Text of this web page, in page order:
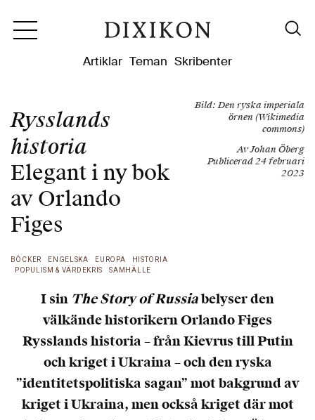
Artiklar Teman Skribenter
Rysslands
historia
Elegant i ny bok
av Orlando
Figes
BÖCKER ENGELSKA EUROPA
HISTORIA
POPULISM & VÄRDEKRIS
SAMHÄLLE
Bild: Den ryska imperiala
örnen (Wikimedia
commons)
Av Johan Öberg
Publicerad 24 februari
2023
I sin The Story of Russiabelyser den
välkände historikern Orlando Figes
Rysslands historia – från Kievrus till Putin
och kriget i Ukraina – och den ryska
”identitetspolitiska sagan” mot bakgrund av
kriget i Ukraina, men också kriget där mot